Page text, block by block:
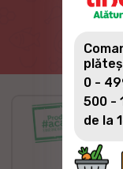
0 -
500 -
de la